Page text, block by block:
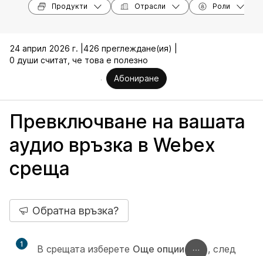
Продукти Отрасли Роли
24 април 2026 г. | 426 преглеждане(ия) |
0 души считат, че това е полезно
Абониране
Превключване на вашата
аудио връзка в Webex
среща
Обратна връзка?
1 В срещата изберете Още опции
, след